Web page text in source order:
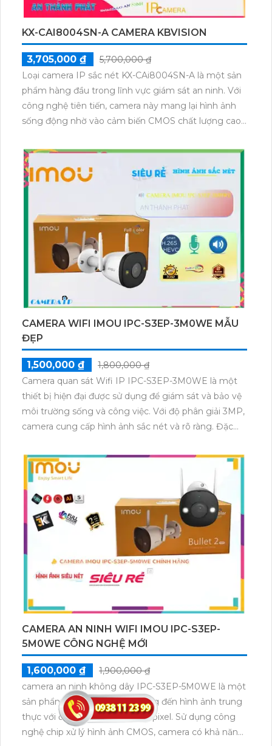
KX-CAI8004SN-A CAMERA KBVISION
3,705,000 ₫
5,700,000 ₫
Loại camera IP sắc nét KX-CAi8004SN-A là một sản
phẩm hàng đầu trong lĩnh vực giám sát an ninh. Với
công nghệ tiên tiến, camera này mang lại hình ảnh
sống động nhờ vào cảm biến CMOS chất lượng cao
30m. Chất lượng hình ảnh 8.0 MP giúp phân biệt
người dễ dàng. Đặc biệt, tính năng Starlight cải thiện
khả năng quan sát trong điều kiện ánh sáng yếu và
tạo nên những hình ảnh chất lượng tuyệt vời.
CAMERA WIFI IMOU IPC-S3EP-3M0WE MẪU
ĐẸP
1,500,000 ₫
1,800,000 ₫
Camera quan sát Wifi IP IPC-S3EP-3M0WE là một
thiết bị hiện đại được sử dụng để giám sát và bảo vệ
môi trường sống và công việc. Với độ phân giải 3MP,
camera cung cấp hình ảnh sắc nét và rõ ràng. Đặc
người dùng dễ dàng kết nối và xem trực tiếp từ xa
thông qua smartphone hoặc máy tính. Thiết kế nhỏ
gọn và dễ lắp đặt, camera IPC-S3EP-3M0WE là sự
lựa chọn hoàn hảo cho việc theo dõi và kiểm soát an
ninh mọi lúc, mọi nơi.
CAMERA AN NINH WIFI IMOU IPC-S3EP-
5M0WE CÔNG NGHỆ MỚI
1,600,000 ₫
1,900,000 ₫
camera an ninh không dây IPC-S3EP-5M0WE là một
sản phẩm chất lượng cao, mang đến hình ảnh trung
thực với độ phân giải 5.0 megapixel. Sử dụng công
nghệ chip xử lý hình ảnh CMOS, camera có khả năng